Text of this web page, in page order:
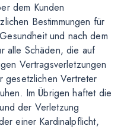
dem Kunden
Bestimmungen für
und nach dem
alle Schäden, die auf
Vertragsverletzungen
gesetzlichen Vertreter
Im Übrigen haftet die
der Verletzung
einer Kardinalpflicht,